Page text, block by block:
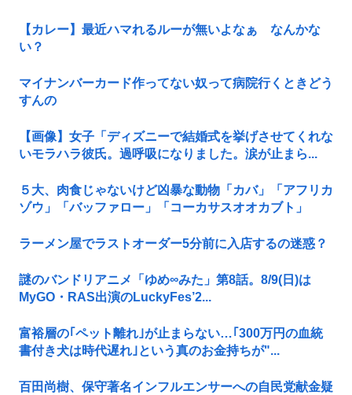
【カレー】最近ハマれるルーが無いよなぁ なんかな
い？
マイナンバーカード作ってない奴って病院行くときどう
すんの
【画像】女子「ディズニーで結婚式を挙げさせてくれな
いモラハラ彼氏。過呼吸になりました。涙が止まら...
５大、肉食じゃないけど凶暴な動物「カバ」「アフリカ
ゾウ」「バッファロー」「コーカサスオオカブト」
ラーメン屋でラストオーダー5分前に入店するの迷惑？
謎のバンドリアニメ「ゆめ∞みた」第8話。8/9(日)は
MyGO・RAS出演のLuckyFes’2...
富裕層の｢ペット離れ｣が止まらない…｢300万円の血統
書付き犬は時代遅れ｣という真のお金持ちが"...
百田尚樹、保守著名インフルエンサーへの自民党献金疑